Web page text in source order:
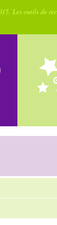
Les outils de